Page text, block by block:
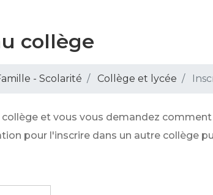
collège
- Scolarité Collège et lycée
et vous vous demandez
pour l'inscrire dans un autre collège